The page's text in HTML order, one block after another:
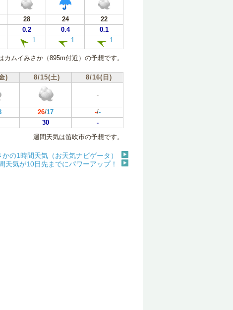
28 24
22
0.2 0.4
0.1
1 1 1
カムイみさか（895m付近）の予想です。
) 8/15(土) 8/16(日)
-
26/17 -/-
30
-
週間天気は笛吹市の予想です。
かの1時間天気（お天気ナビゲータ）
天気が10日先までにパワーアップ！